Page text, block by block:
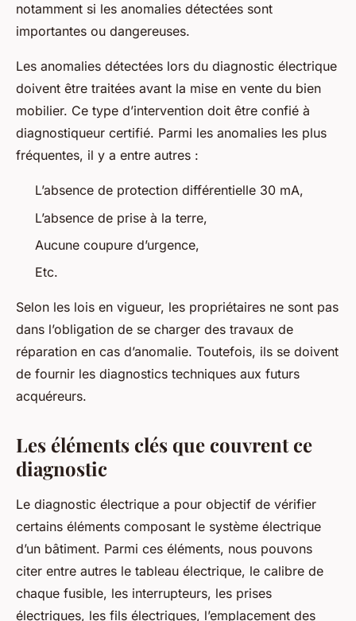
notamment si les anomalies détectées sont
importantes ou dangereuses.
Les anomalies détectées lors du diagnostic électrique
doivent être traitées avant la mise en vente du bien
mobilier. Ce type d’intervention doit être confié à
diagnostiqueur certifié. Parmi les anomalies les plus
fréquentes, il y a entre autres :
L’absence de protection différentielle 30 mA,
L’absence de prise à la terre,
Aucune coupure d’urgence,
Etc.
Selon les lois en vigueur, les propriétaires ne sont pas
dans l’obligation de se charger des travaux de
réparation en cas d’anomalie. Toutefois, ils se doivent
de fournir les diagnostics techniques aux futurs
acquéreurs.
Les éléments clés que couvrent ce
diagnostic
Le diagnostic électrique a pour objectif de vérifier
certains éléments composant le système électrique
d’un bâtiment. Parmi ces éléments, nous pouvons
citer entre autres le tableau électrique, le calibre de
chaque fusible, les interrupteurs, les prises
électriques, les fils électriques, l’emplacement des